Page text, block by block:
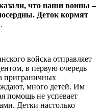
что наши воины –
Деток кормят
войска отправляет
в первую очередь
приграничных
много детей. Им
помощь не успевает
Детки настолько